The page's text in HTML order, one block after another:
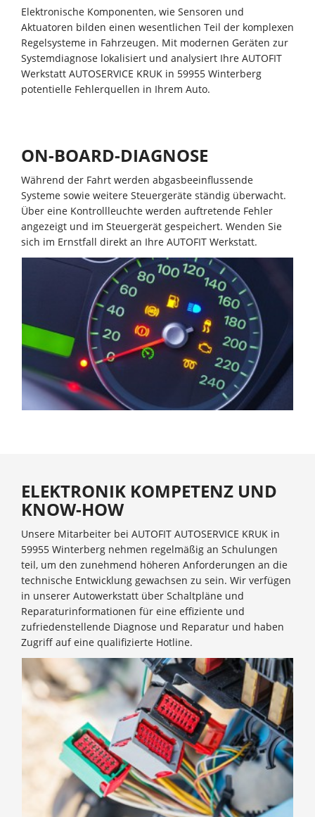
Elektronische Komponenten, wie Sensoren und
Aktuatoren bilden einen wesentlichen Teil der komplexen
Regelsysteme in Fahrzeugen. Mit modernen Geräten zur
Systemdiagnose lokalisiert und analysiert Ihre AUTOFIT
Werkstatt AUTOSERVICE KRUK in 59955 Winterberg
potentielle Fehlerquellen in Ihrem Auto.
ON-BOARD-DIAGNOSE
Während der Fahrt werden abgasbeeinflussende
Systeme sowie weitere Steuergeräte ständig überwacht.
Über eine Kontrollleuchte werden auftretende Fehler
angezeigt und im Steuergerät gespeichert. Wenden Sie
sich im Ernstfall direkt an Ihre AUTOFIT Werkstatt.
ELEKTRONIK KOMPETENZ UND
KNOW-HOW
Unsere Mitarbeiter bei AUTOFIT AUTOSERVICE KRUK in
59955 Winterberg nehmen regelmäßig an Schulungen
teil, um den zunehmend höheren Anforderungen an die
technische Entwicklung gewachsen zu sein. Wir verfügen
in unserer Autowerkstatt über Schaltpläne und
Reparaturinformationen für eine effiziente und
zufriedenstellende Diagnose und Reparatur und haben
Zugriff auf eine qualifizierte Hotline.